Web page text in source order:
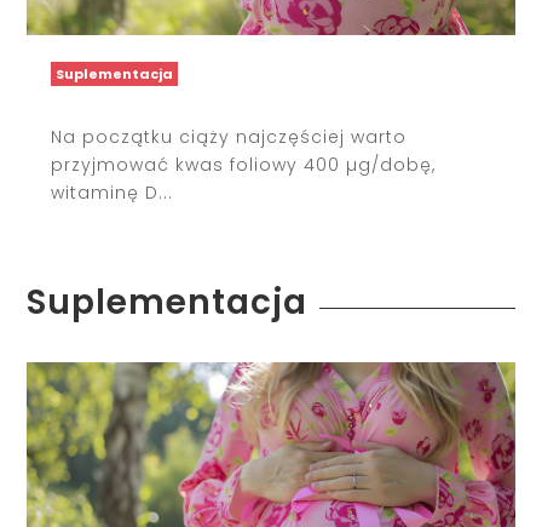
Suplementacja
Na początku ciąży najczęściej warto
przyjmować kwas foliowy 400 µg/dobę,
witaminę D...
Suplementacja